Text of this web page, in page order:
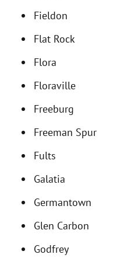
Fieldon
Flat Rock
Flora
Floraville
Freeburg
Freeman Spur
Fults
Galatia
Germantown
Glen Carbon
Godfrey